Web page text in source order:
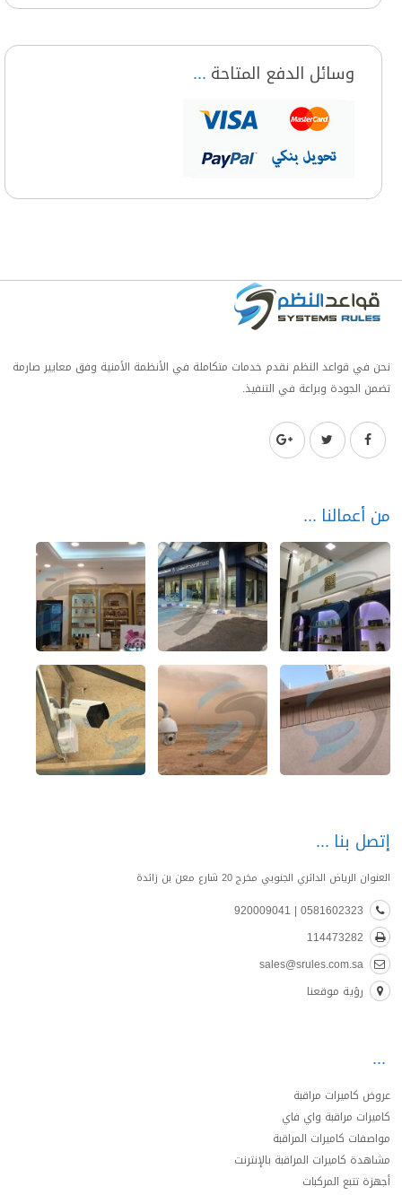
وسائل الدفع المتاحة
نحن في قواعد النظم نقدم خدمات متكاملة في الأنظمة الأمنية وفق معايير صارمة
تضمن الجودة وبراعة في التنفيذ.
من أعمالنا
إتصل بنا
العنوان الرياض الدائري الجنوبي مخرج 20 شارع معن بن زائدة
0581602323 | 920009041
114473282
sales@srules.com.sa
رؤية موقعنا
عروض كاميرات مراقبة
كاميرات مراقبة واي فاي
مواصفات كاميرات المراقبة
مشاهدة كاميرات المراقبة بالإنترنت
أجهزة تتبع المركبات